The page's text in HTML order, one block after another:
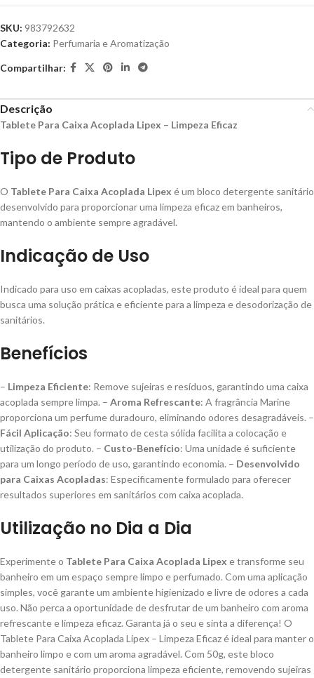
SKU: 983792632
Categoria: Perfumaria e Aromatização
Compartilhar:
Descrição
Tablete Para Caixa Acoplada Lipex – Limpeza Eficaz
Tipo de Produto
O Tablete Para Caixa Acoplada Lipex é um bloco detergente sanitário
desenvolvido para proporcionar uma limpeza eficaz em banheiros,
mantendo o ambiente sempre agradável.
Indicação de Uso
Indicado para uso em caixas acopladas, este produto é ideal para quem
busca uma solução prática e eficiente para a limpeza e desodorização de
sanitários.
Benefícios
– Limpeza Eficiente: Remove sujeiras e resíduos, garantindo uma caixa
acoplada sempre limpa. – Aroma Refrescante: A fragrância Marine
proporciona um perfume duradouro, eliminando odores desagradáveis. –
Fácil Aplicação: Seu formato de cesta sólida facilita a colocação e
utilização do produto. – Custo-Benefício: Uma unidade é suficiente
para um longo período de uso, garantindo economia. – Desenvolvido
para Caixas Acopladas: Especificamente formulado para oferecer
resultados superiores em sanitários com caixa acoplada.
Utilização no Dia a Dia
Experimente o Tablete Para Caixa Acoplada Lipex e transforme seu
banheiro em um espaço sempre limpo e perfumado. Com uma aplicação
simples, você garante um ambiente higienizado e livre de odores a cada
uso. Não perca a oportunidade de desfrutar de um banheiro com aroma
refrescante e limpeza eficaz. Garanta já o seu e sinta a diferença! O
Tablete Para Caixa Acoplada Lipex – Limpeza Eficaz é ideal para manter o
banheiro limpo e com um aroma agradável. Com 50g, este bloco
detergente sanitário proporciona limpeza eficiente, removendo sujeiras